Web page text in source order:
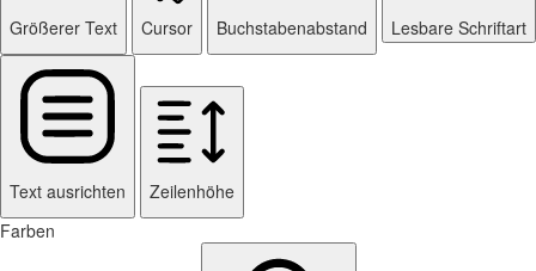
Größerer Text Cursor Buchstabenabstand Lesbare Schriftart
Text ausrichten
Zeilenhöhe
Farben